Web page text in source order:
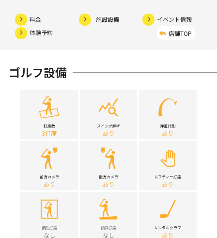
料金 施設設備
イベント情報
体験予約
店舗TOP
ゴルフ設備
打席数
3打席
スイング解析
あり
弾道計測
あり
前方カメラ
あり
後方カメラ
あり
レフティー打席
あり
個別打席
なし
傾斜打席
なし
レンタルクラブ
あり